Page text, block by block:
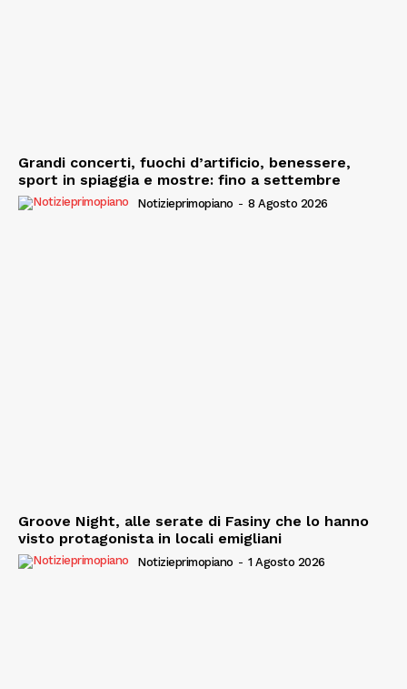
Grandi concerti, fuochi d’artificio, benessere,
sport in spiaggia e mostre: fino a settembre
Notizieprimopiano - 8 Agosto 2026
Groove Night, alle serate di Fasiny che lo hanno
visto protagonista in locali emigliani
Notizieprimopiano - 1 Agosto 2026